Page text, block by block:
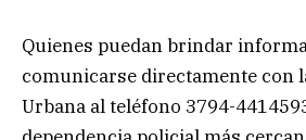
Quienes puedan brindar
comunicarse directamente con
Urbana al teléfono 3794-